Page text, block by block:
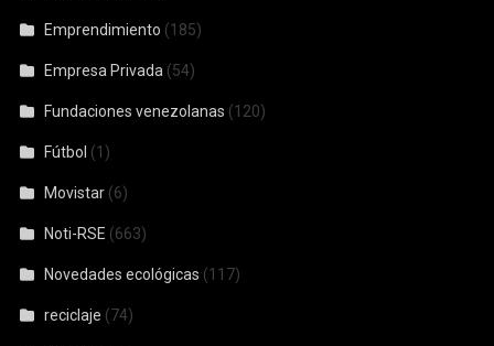
Emprendimiento (185)
Empresa Privada (54)
Fundaciones venezolanas (120)
Fútbol (1)
Movistar (6)
Noti-RSE (663)
Novedades ecológicas (117)
reciclaje (74)